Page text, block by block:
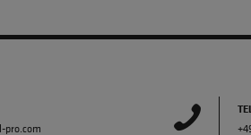
pro.com